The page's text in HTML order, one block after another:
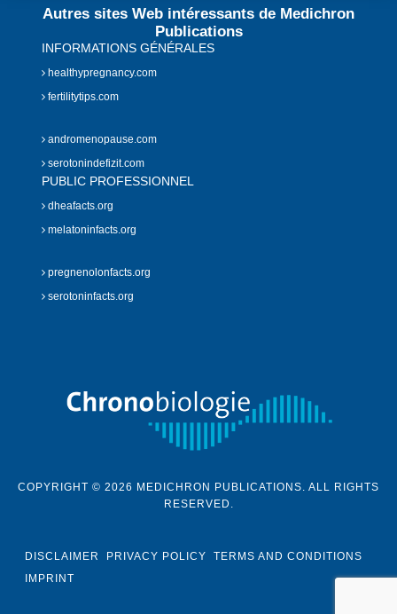
Autres sites Web intéressants de Medichron
Publications
INFORMATIONS GÉNÉRALES
healthypregnancy.com
fertilitytips.com
andromenopause.com
serotonindefizit.com
PUBLIC PROFESSIONNEL
dheafacts.org
melatoninfacts.org
pregnenolonfacts.org
serotoninfacts.org
COPYRIGHT © 2026 MEDICHRON PUBLICATIONS. ALL RIGHTS
RESERVED.
DISCLAIMER PRIVACY POLICY
TERMS AND CONDITIONS
IMPRINT